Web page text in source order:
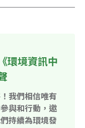
環境資訊中
我們相信唯有
與和行動，邀
持續為環境發